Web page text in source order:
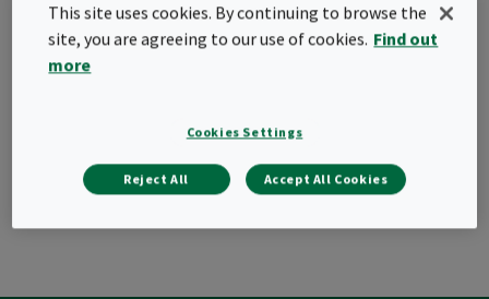
Robustný kovový rám
Vysoká kapacita zadržiavania prachu
This site uses cookies. By continuing to browse the
site, you are agreeing to our use of cookies. Find out
more
Cookies Settings
Reject All Accept All Cookies